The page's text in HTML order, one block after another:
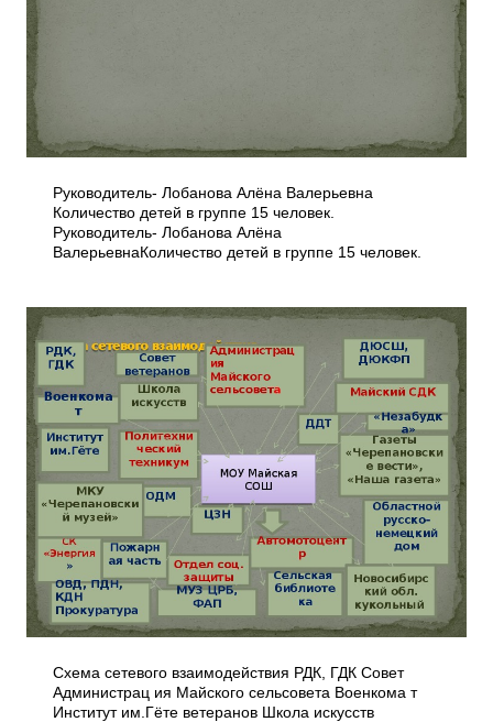
Руководитель- Лобанова Алёна Валерьевна
Количество детей в группе 15 человек.
Руководитель- Лобанова Алёна
ВалерьевнаКоличество детей в группе 15 человек.
Схема сетевого взаимодействия РДК, ГДК Совет
Администрац ия Майского сельсовета Военкома т
Институт им.Гёте ветеранов Школа искусств